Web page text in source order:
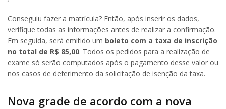
Conseguiu fazer a matrícula? Então, após inserir os dados,
verifique todas as informações antes de realizar a confirmação.
Em seguida, será emitido um boleto com a taxa de inscrição
no total de R$ 85,00. Todos os pedidos para a realização de
exame só serão computados após o pagamento desse valor ou
nos casos de deferimento da solicitação de isenção da taxa.
Nova grade de acordo com a nova